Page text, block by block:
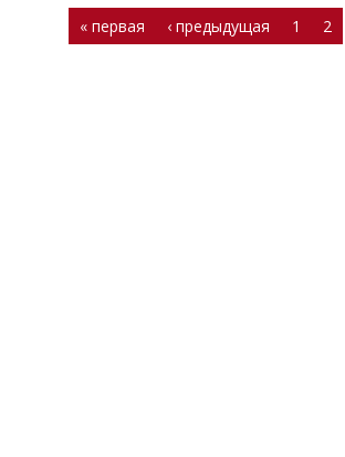
Страницы
« первая ‹ предыдущая 1 2